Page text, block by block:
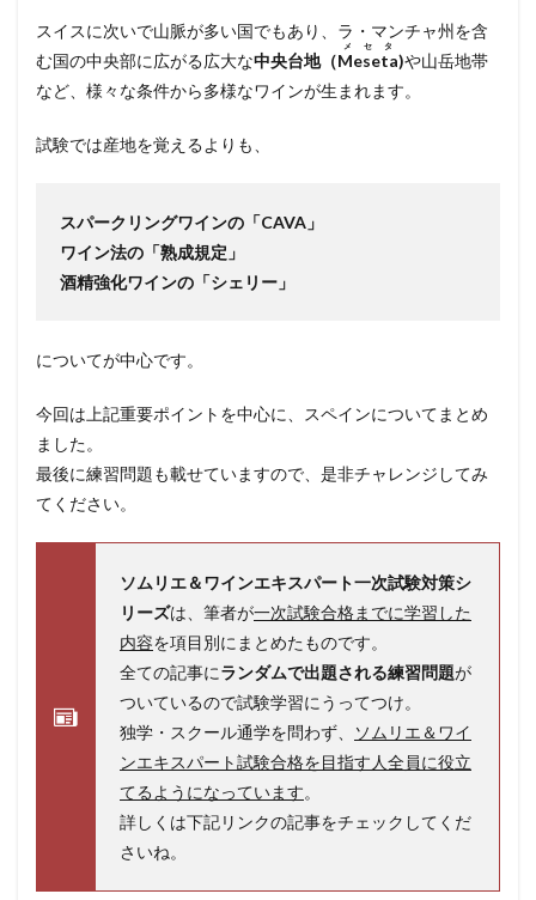
スイスに次いで山脈が多い国でもあり、ラ・マンチャ州を含
む国の中央部に広がる広大な中央台地（Meseta
メセタ
)や山岳地帯
など、様々な条件から多様なワインが生まれます。
試験では産地を覚えるよりも、
スパークリングワインの「CAVA」
ワイン法の「熟成規定」
酒精強化ワインの「シェリー」
についてが中心です。
今回は上記重要ポイントを中心に、スペインについてまとめ
ました。
最後に練習問題も載せていますので、是非チャレンジしてみ
てください。
ソムリエ＆ワインエキスパート一次試験対策シ
リーズは、筆者が一次試験合格までに学習した
内容を項目別にまとめたものです。
全ての記事にランダムで出題される練習問題が
ついているので試験学習にうってつけ。
独学・スクール通学を問わず、
ソムリエ＆ワイ
ンエキスパート試験合格を目指す人全員に役立
てるようになっています。
詳しくは下記リンクの記事をチェックしてくだ
さいね。